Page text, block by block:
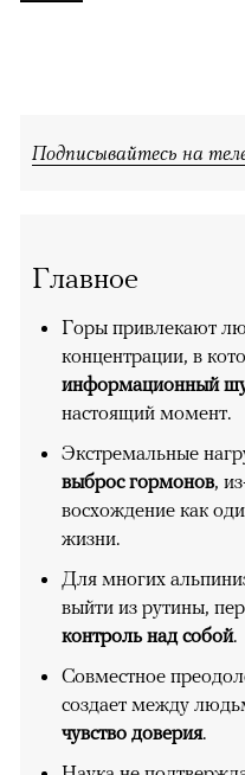
Подписывайтесь на
Главное
Горы привлекают
концентрации, в
информационный
настоящий момент.
Экстремальные
выброс гормонов,
восхождение как
жизни.
Для многих
выйти из рутины,
контроль над собой.
Совместное
создает между
чувство доверия.